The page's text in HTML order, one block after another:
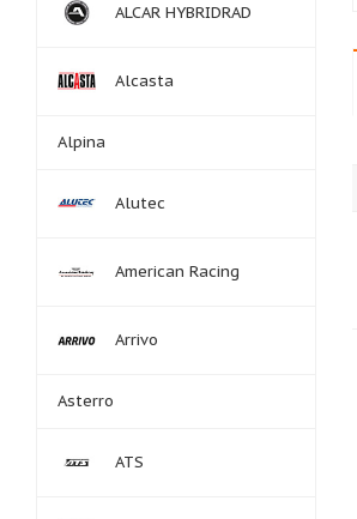
ALCAR HYBRIDRAD
Alcasta
Alpina
Alutec
American Racing
Arrivo
Asterro
ATS